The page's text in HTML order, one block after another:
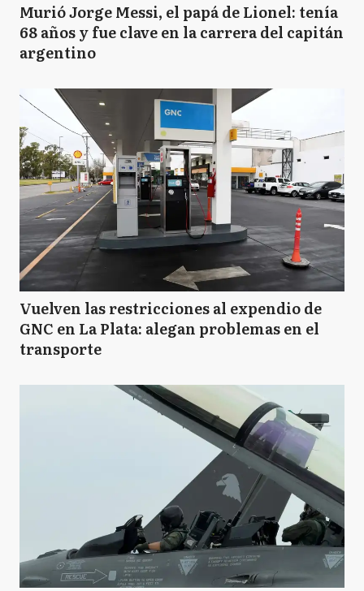
Murió Jorge Messi, el papá de Lionel: tenía
68 años y fue clave en la carrera del capitán
argentino
Vuelven las restricciones al expendio de
GNC en La Plata: alegan problemas en el
transporte